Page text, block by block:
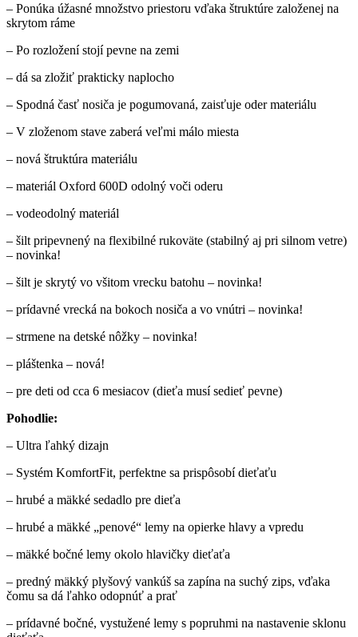
– Ponúka úžasné množstvo priestoru vďaka štruktúre založenej na
skrytom ráme
– Po rozložení stojí pevne na zemi
– dá sa zložiť prakticky naplocho
– Spodná časť nosiča je pogumovaná, zaisťuje oder materiálu
– V zloženom stave zaberá veľmi málo miesta
– nová štruktúra materiálu
– materiál Oxford 600D odolný voči oderu
– vodeodolný materiál
– šilt pripevnený na flexibilné rukoväte (stabilný aj pri silnom vetre)
– novinka!
– šilt je skrytý vo všitom vrecku batohu – novinka!
– prídavné vrecká na bokoch nosiča a vo vnútri – novinka!
– strmene na detské nôžky – novinka!
– pláštenka – nová!
– pre deti od cca 6 mesiacov (dieťa musí sedieť pevne)
Pohodlie:
– Ultra ľahký dizajn
– Systém KomfortFit, perfektne sa prispôsobí dieťaťu
– hrubé a mäkké sedadlo pre dieťa
– hrubé a mäkké „penové“ lemy na opierke hlavy a vpredu
– mäkké bočné lemy okolo hlavičky dieťaťa
– predný mäkký plyšový vankúš sa zapína na suchý zips, vďaka
čomu sa dá ľahko odopnúť a prať
– prídavné bočné, vystužené lemy s popruhmi na nastavenie sklonu